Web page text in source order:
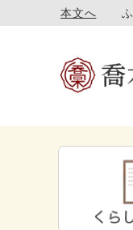
本文へ